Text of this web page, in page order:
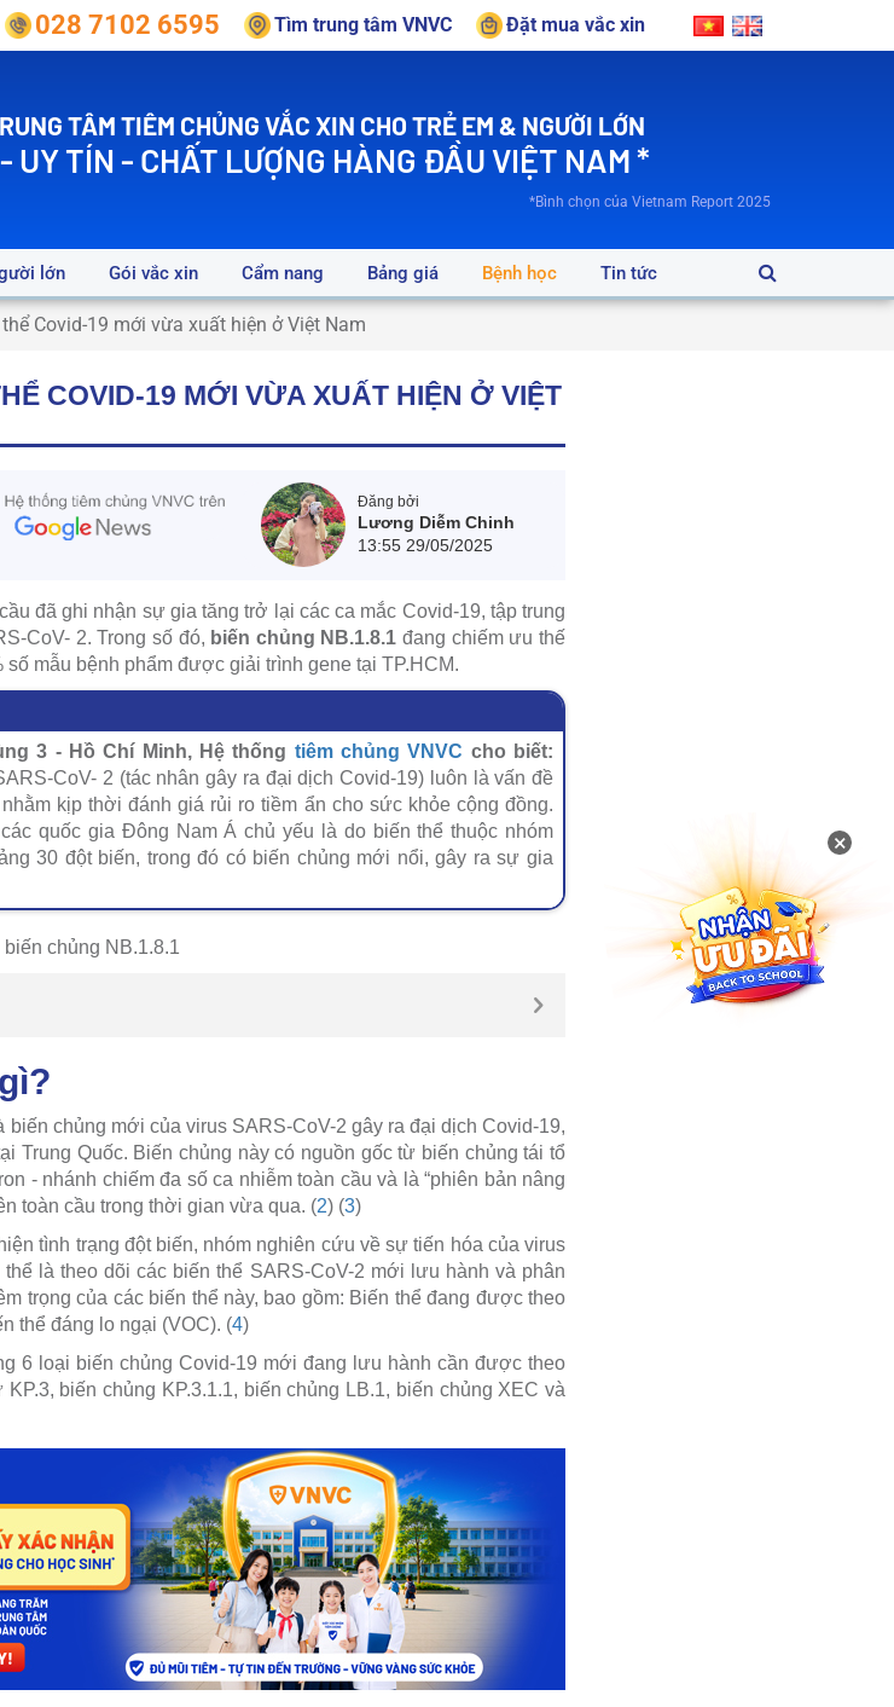
028 7102 6595 Tìm trung tâm VNVC Đặt mua vắc xin
TÂM TIÊM CHỦNG VẮC XIN CHO TRẺ EM & NGƯỜI LỚN
UY TÍN - CHẤT LƯỢNG HÀNG ĐẦU VIỆT NAM *
*Bình chọn của Vietnam Report 2025
lớn Gói vắc xin Cẩm nang Bảng giá Bệnh học Tin tức
Covid-19 mới vừa xuất hiện ở Việt Nam
COVID-19 MỚI VỪA XUẤT HIỆN Ở VIỆT
Đăng bởi
Lương Diễm Chinh
13:55 29/05/2025
đã ghi nhận sự gia tăng trở lại các ca mắc Covid-19, tập trung
CoV- 2. Trong số đó, biến chủng NB.1.8.1 đang chiếm ưu thế
mẫu bệnh phẩm được giải trình gene tại TP.HCM.
3 - Hồ Chí Minh, Hệ thống tiêm chủng VNVC cho biết:
CoV- 2 (tác nhân gây ra đại dịch Covid-19) luôn là vấn đề
kịp thời đánh giá rủi ro tiềm ẩn cho sức khỏe cộng đồng.
quốc gia Đông Nam Á chủ yếu là do biến thể thuộc nhóm
30 đột biến, trong đó có biến chủng mới nổi, gây ra sự gia
chủng mới của virus SARS-CoV-2 gây ra đại dịch Covid-19,
Trung Quốc. Biến chủng này có nguồn gốc từ biến chủng tái tổ
- nhánh chiếm đa số ca nhiễm toàn cầu và là “phiên bản nâng
toàn cầu trong thời gian vừa qua. (2) (3)
tình trạng đột biến, nhóm nghiên cứu về sự tiến hóa của virus
là theo dõi các biến thể SARS-CoV-2 mới lưu hành và phân
trọng của các biến thể này, bao gồm: Biến thể đang được theo
thể đáng lo ngại (VOC). (4)
6 loại biến chủng Covid-19 mới đang lưu hành cần được theo
biến chủng KP.3.1.1, biến chủng LB.1, biến chủng XEC và
×